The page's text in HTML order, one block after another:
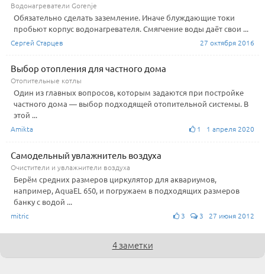
Водонагреватели Gorenje
Обязательно сделать заземление. Иначе блуждающие токи
пробьют корпус водонагревателя. Смягчение воды даёт свои ...
Сергей Старцев 27 октября 2016
Выбор отопления для частного дома
Отопительные котлы
Один из главных вопросов, которым задаются при постройке
частного дома — выбор подходящей отопительной системы. В
этой ...
Amikta 1 1 апреля 2020
Самодельный увлажнитель воздуха
Очистители и увлажнители воздуха
Берём средних размеров циркулятор для аквариумов,
например, AquaEL 650, и погружаем в подходящих размеров
банку с водой ...
mitric 3 3 27 июня 2012
4 заметки